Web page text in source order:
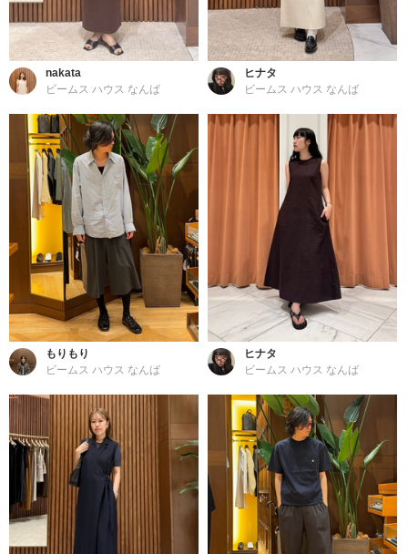
nakata
ビームス ハウス なんば
ヒナタ
ビームス ハウス なんば
もりもり
ビームス ハウス なんば
ヒナタ
ビームス ハウス なんば